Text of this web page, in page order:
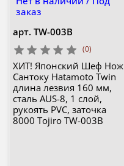
заказ
арт. TW-003B
(0)
ХИТ! Японский Шеф Нож
Сантоку Hatamoto Twin
длина лезвия 160 мм,
сталь AUS-8, 1 слой,
рукоять PVC, заточка
8000 Tojiro TW-003B